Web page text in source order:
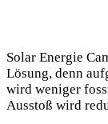
Solar Energie
Lösung, denn
wird weniger
Ausstoß wird